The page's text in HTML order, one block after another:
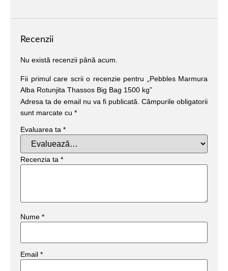
Recenzii
Nu există recenzii până acum.
Fii primul care scrii o recenzie pentru „Pebbles Marmura
Alba Rotunjita Thassos Big Bag 1500 kg”
Adresa ta de email nu va fi publicată. Câmpurile obligatorii
sunt marcate cu *
Evaluarea ta *
Recenzia ta *
Nume *
Email *